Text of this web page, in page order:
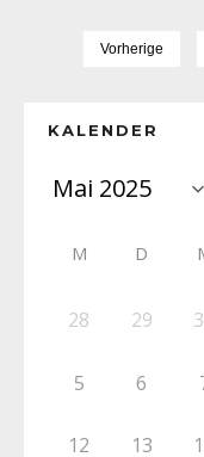
Vorherige
KALENDER
M D
28 29
5 6
12 13